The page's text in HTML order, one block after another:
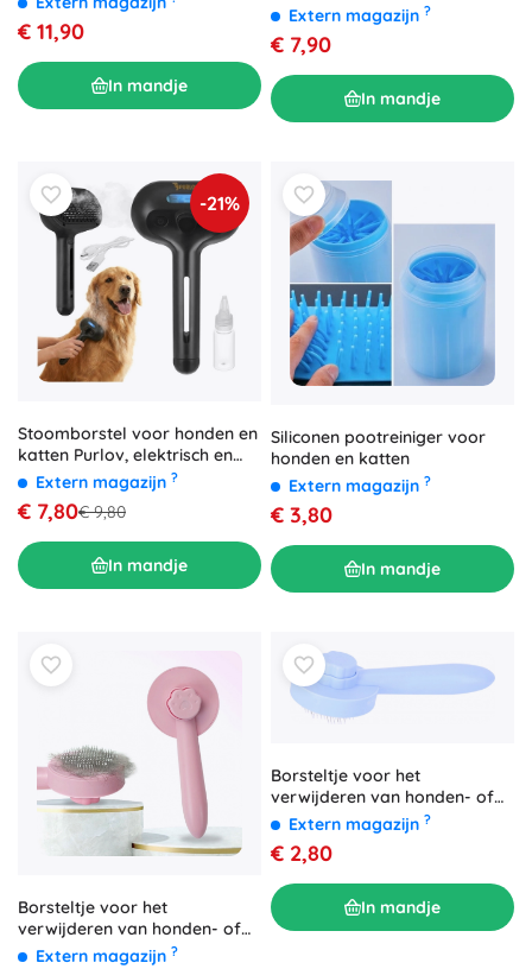
€ 11,90
In mandje
Extern magazijn ?
€ 7,90
In mandje
-21%
Stoomborstel voor honden en
katten Purlov, elektrisch en
zelfreinigend
Extern magazijn ?
€ 7,80€ 9,80
In mandje
Siliconen pootreiniger voor
honden en katten
Extern magazijn ?
€ 3,80
In mandje
Borsteltje voor het
verwijderen van honden- of
kattenharen - roze
Extern magazijn ?
Borsteltje voor het
verwijderen van honden- of
kattenharen - blauw
Extern magazijn ?
€ 2,80
In mandje